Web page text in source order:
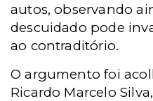
autos, observando
descuidado pode
ao contraditório.
O argumento foi
Ricardo Marcelo